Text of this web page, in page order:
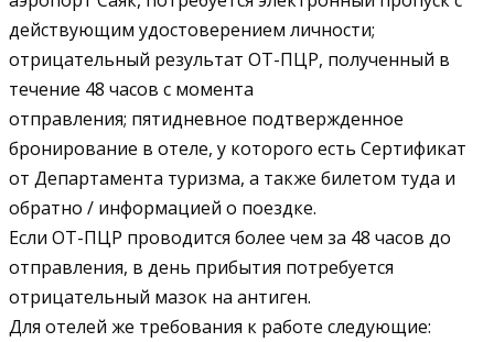
действующим удостоверением личности;
отрицательный результат ОТ-ПЦР, полученный в
течение 48 часов с момента
отправления; пятидневное подтвержденное
бронирование в отеле, у которого есть Сертификат
от Департамента туризма, а также билетом туда и
обратно / информацией о поездке.
Если ОТ-ПЦР проводится более чем за 48 часов до
отправления, в день прибытия потребуется
отрицательный мазок на антиген.
Для отелей же требования к работе следующие: